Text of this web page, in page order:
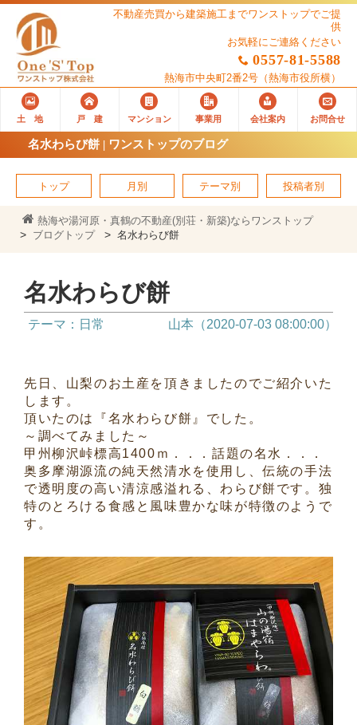
不動産売買から建築施工までワンストップでご提
供
お気軽にご連絡ください
0557-81-5588
熱海市中央町2番2号 （熱海市役所横）
土 地 戸 建 マンション 事業用 会社案内 お問合せ
名水わらび餅 | ワンストップのブログ
トップ 月別 テーマ別 投稿者別
熱海や湯河原・真鶴の不動産(別荘・新築)ならワンストップ
ブログトップ
名水わらび餅
名水わらび餅
テーマ：日常 山本（2020-07-03 08:00:00）
先日、山梨のお土産を頂きましたのでご紹介いた
します。
頂いたのは『名水わらび餅』でした。
～調べてみました～
甲州柳沢峠標高1400ｍ．．．話題の名水．．．
奥多摩湖源流の純天然清水を使用し、伝統の手法
で透明度の高い清涼感溢れる、わらび餅です。独
特のとろける食感と風味豊かな味が特徴のようで
す。